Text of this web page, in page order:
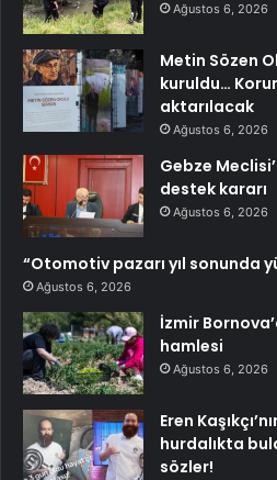
Ağustos 6, 2026
Metin Sözen
kuruldu…
aktarılacak
Ağustos 6, 2026
Gebze
destek kararı
Ağustos 6, 2026
“Otomotiv pazarı yıl sonunda
Ağustos 6, 2026
İzmir
hamlesi
Ağustos 6, 2026
Eren
hurdalıkta
sözler!